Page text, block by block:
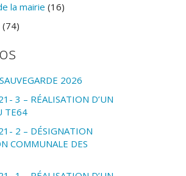
la mairie (16)
(74)
2026
3 – RÉALISATION D’UN
TE64
2 – DÉSIGNATION
COMMUNALE DES